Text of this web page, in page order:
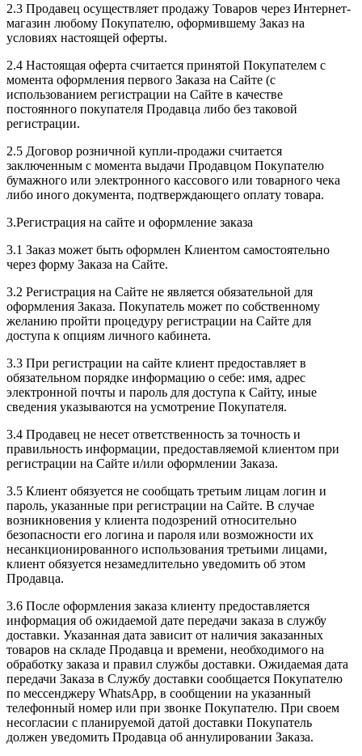
2.3 Продавец осуществляет продажу Товаров через Интернет-
магазин любому Покупателю, оформившему Заказ на
условиях настоящей оферты.
2.4 Настоящая оферта считается принятой Покупателем с
момента оформления первого Заказа на Сайте (с
использованием регистрации на Сайте в качестве
постоянного покупателя Продавца либо без таковой
регистрации.
2.5 Договор розничной купли-продажи считается
заключенным с момента выдачи Продавцом Покупателю
бумажного или электронного кассового или товарного чека
либо иного документа, подтверждающего оплату товара.
3.Регистрация на сайте и оформление заказа
3.1 Заказ может быть оформлен Клиентом самостоятельно
через форму Заказа на Сайте.
3.2 Регистрация на Сайте не является обязательной для
оформления Заказа. Покупатель может по собственному
желанию пройти процедуру регистрации на Сайте для
доступа к опциям личного кабинета.
3.3 При регистрации на сайте клиент предоставляет в
обязательном порядке информацию о себе: имя, адрес
электронной почты и пароль для доступа к Сайту, иные
сведения указываются на усмотрение Покупателя.
3.4 Продавец не несет ответственность за точность и
правильность информации, предоставляемой клиентом при
регистрации на Сайте и/или оформлении Заказа.
3.5 Клиент обязуется не сообщать третьим лицам логин и
пароль, указанные при регистрации на Сайте. В случае
возникновения у клиента подозрений относительно
безопасности его логина и пароля или возможности их
несанкционированного использования третьими лицами,
клиент обязуется незамедлительно уведомить об этом
Продавца.
3.6 После оформления заказа клиенту предоставляется
информация об ожидаемой дате передачи заказа в службу
доставки. Указанная дата зависит от наличия заказанных
товаров на складе Продавца и времени, необходимого на
обработку заказа и правил службы доставки. Ожидаемая дата
передачи Заказа в Службу доставки сообщается Покупателю
по мессенджеру WhatsApp, в сообщении на указанный
телефонный номер или при звонке Покупателю. При своем
несогласии с планируемой датой доставки Покупатель
должен уведомить Продавца об аннулировании Заказа.